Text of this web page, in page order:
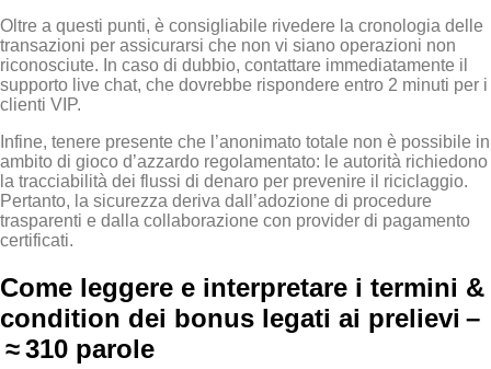
Oltre a questi punti, è consigliabile rivedere la cronologia delle
transazioni per assicurarsi che non vi siano operazioni non
riconosciute. In caso di dubbio, contattare immediatamente il
supporto live chat, che dovrebbe rispondere entro 2 minuti per i
clienti VIP.
Infine, tenere presente che l’anonimato totale non è possibile in
ambito di gioco d’azzardo regolamentato: le autorità richiedono
la tracciabilità dei flussi di denaro per prevenire il riciclaggio.
Pertanto, la sicurezza deriva dall’adozione di procedure
trasparenti e dalla collaborazione con provider di pagamento
certificati.
Come leggere e interpretare i termini &
condition dei bonus legati ai prelievi –
≈ 310 parole